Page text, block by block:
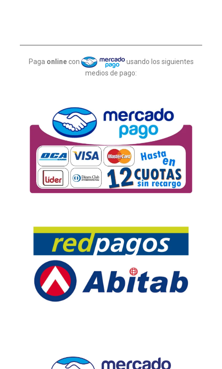
Paga online con
usando los siguientes
medios de pago: